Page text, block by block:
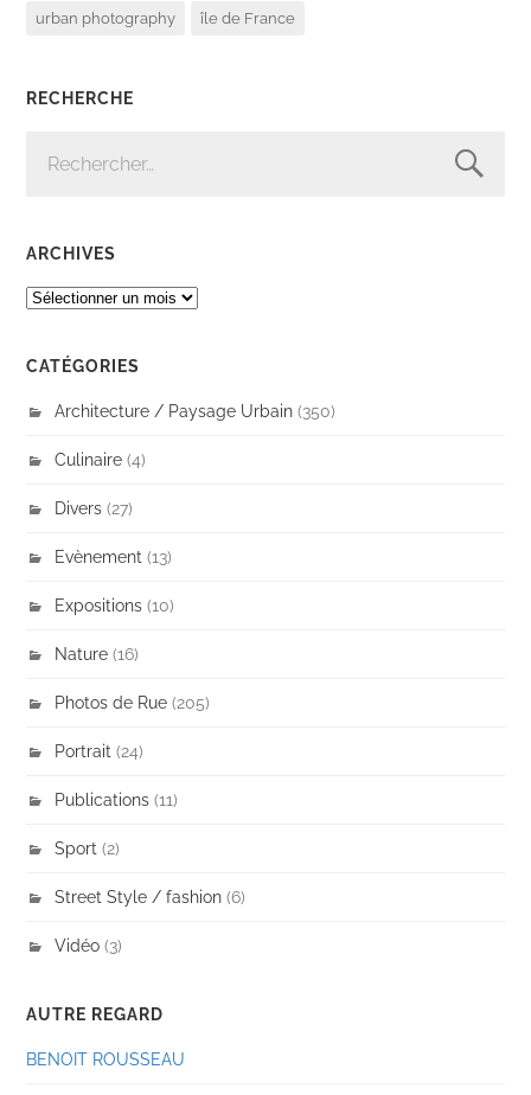
urban photography île de France
RECHERCHE
ARCHIVES
ARCHIVES
CATÉGORIES
Architecture / Paysage Urbain (350)
Culinaire (4)
Divers (27)
Evènement (13)
Expositions (10)
Nature (16)
Photos de Rue (205)
Portrait (24)
Publications (11)
Sport (2)
Street Style / fashion (6)
Vidéo (3)
AUTRE REGARD
BENOIT ROUSSEAU